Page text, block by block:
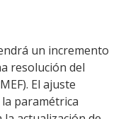
un incremento
resolución del
El ajuste
paramétrica